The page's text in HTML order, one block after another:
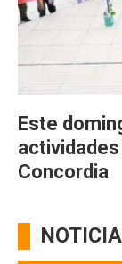
Este
Concordia